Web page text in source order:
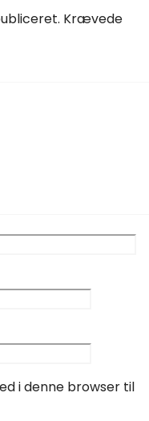
Krævede
i denne browser til